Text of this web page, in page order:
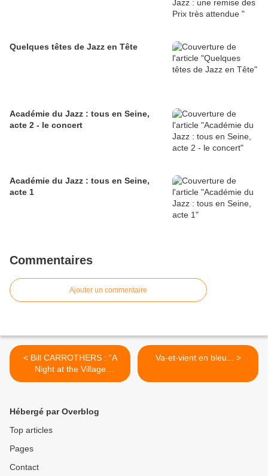
Quelques têtes de Jazz en Tête
Académie du Jazz : tous en Seine,
acte 2 - le concert
Académie du Jazz : tous en Seine,
acte 1
Commentaires
Ajouter un commentaire
< Bill CARROTHERS : “A
Night at the Village
Vanguard” (Pirouet/Abeille)
Va-et-vient en bleu... >
Hébergé par Overblog
Top articles
Pages
Contact